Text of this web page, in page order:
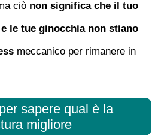
ciò non significa che il tuo
le tue ginocchia non stiano
meccanico per rimanere in
sapere qual è la
migliore